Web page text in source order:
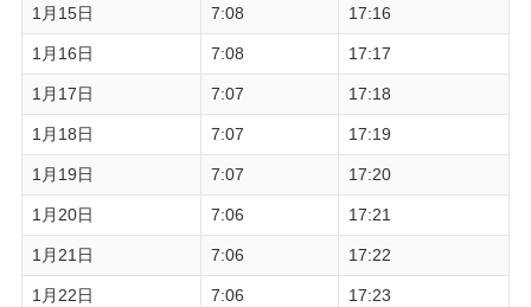
1月15日 7:08 17:16
1月16日 7:08 17:17
1月17日 7:07 17:18
1月18日 7:07 17:19
1月19日 7:07 17:20
1月20日 7:06 17:21
1月21日 7:06 17:22
1月22日 7:06 17:23